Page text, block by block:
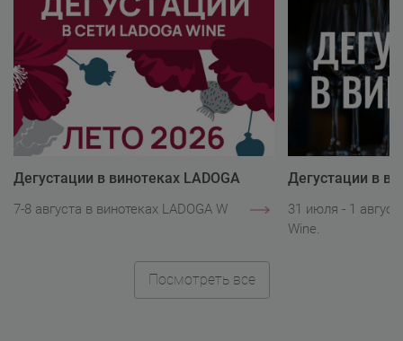
Дегустации в винотеках LADOGA
7-8 августа в винотеках LADOGA Wine.
Дегустации в
31 июля - 1
Wine.
Посмотреть все